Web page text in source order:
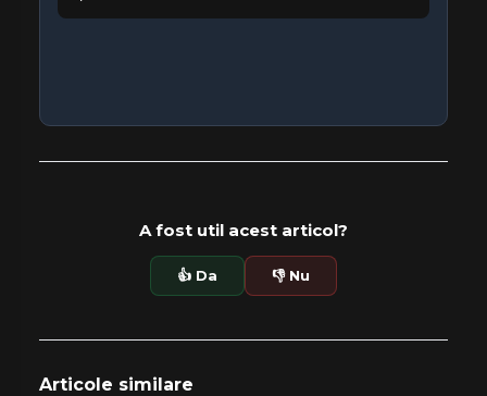
A fost util acest articol?
👍 Da 👎 Nu
Articole similare